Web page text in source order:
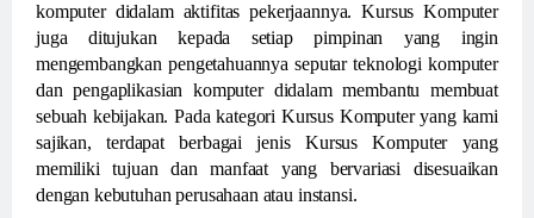
komputer didalam aktifitas pekerjaannya. Kursus Komputer
juga ditujukan kepada setiap pimpinan yang ingin
mengembangkan pengetahuannya seputar teknologi komputer
dan pengaplikasian komputer didalam membantu membuat
sebuah kebijakan. Pada kategori Kursus Komputer yang kami
sajikan, terdapat berbagai jenis Kursus Komputer yang
memiliki tujuan dan manfaat yang bervariasi disesuaikan
dengan kebutuhan perusahaan atau instansi.